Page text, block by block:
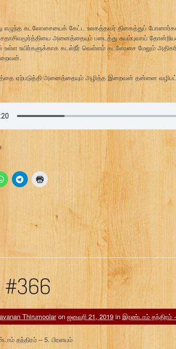
எழுந்த கடலோசையைக் கேட்ட உலகத்தவர் திகைத்துப் போனார்கள்.
அனைத்தையும் படைத்து சுயம்புவாய்
உள்ள உயிர்களுக்காக கடல்நீர் வெள்ளம் கடலோசை மேலும்
ஏற்படுத்தி அனைத்தையும் அழித்த இறைவன் தன்னை
Thirumoolaron ஜனவரி 21, 2019 in இரண்டாம் தந்திரம்
தந்திரம் – 5. பிரளயம்